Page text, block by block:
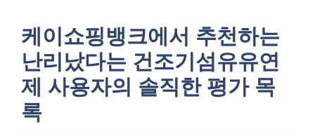
케이쇼핑뱅크에서 추천하는
난리났다는 건조기섬유유연
제 사용자의 솔직한 평가 목
록